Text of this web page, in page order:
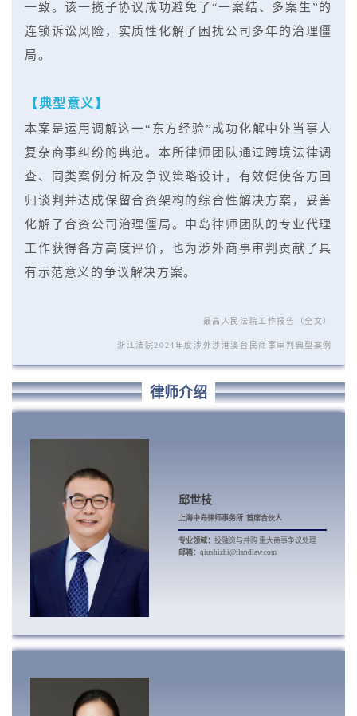
一致。该一揽子协议成功避免了“一案结、多案生”的
连锁诉讼风险，实质性化解了困扰公司多年的治理僵
局。
【典型意义】
本案是运用调解这一“东方经验”成功化解中外当事人
复杂商事纠纷的典范。本所律师团队通过跨境法律调
查、同类案例分析及争议策略设计，有效促使各方回
归谈判并达成保留合资架构的综合性解决方案，妥善
化解了合资公司治理僵局。中岛律师团队的专业代理
工作获得各方高度评价，也为涉外商事审判贡献了具
有示范意义的争议解决方案。
最高人民法院工作报告（全文）
浙江法院2024年度涉外涉港澳台民商事审判典型案例
律师介绍
邱世枝
上海中岛律师事务所 首席合伙人
专业领域： 投融资与并购 重大商事争议处理
邮箱： qiushizhi@ilandlaw.com